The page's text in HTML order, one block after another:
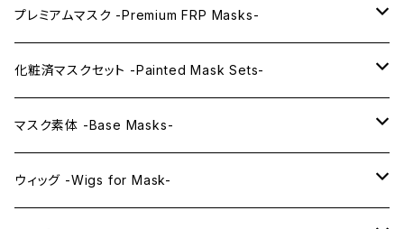
プレミアムマスク -Premium FRP Masks-
KAWAII PREMIUM Mask & Wig Sets
プレミアムマスク素体-Premium base masks-
プレミアムウィッグ -Premium Wigs-
化粧済マスクセット -Painted Mask Sets-
KAWAII EX series
KAWAII series
マスク素体 -Base Masks-
アニメマスク -Anime Masks-
ウィッグ -Wigs for Mask-